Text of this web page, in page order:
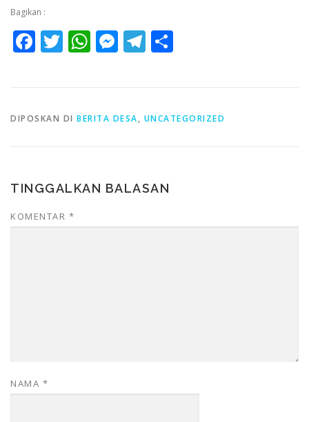
Bagikan :
Facebook
Twitter
WhatsApp
Messenger
Telegram
DIPOSKAN DI BERITA DESA, UNCATEGORIZED
TINGGALKAN BALASAN
KOMENTAR *
NAMA *